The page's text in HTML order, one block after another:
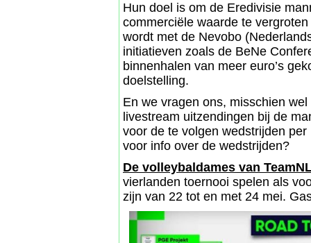
Hun doel is om de Eredivisie
commerciële waarde te
wordt met de Nevobo
initiatieven zoals de BeNe
binnenhalen van meer euro’s
doelstelling.
En we vragen ons, misschien
livestream uitzendingen bij de
voor de te volgen wedstrijden
voor info over de wedstrijden?
De volleybaldames van
vierlanden toernooi spelen als
zijn van 22 tot en met 24 mei.